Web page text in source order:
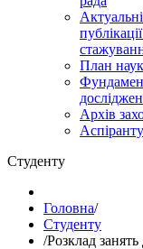
План
Архів
Аспіранту
Студенту
Головна/
Студенту
/Розклад